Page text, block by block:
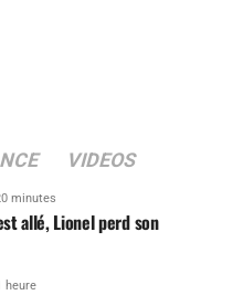
VIDEOS
minutes
allé, Lionel perd son
heure